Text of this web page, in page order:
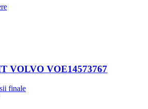
VOLVO VOE14573767
finale